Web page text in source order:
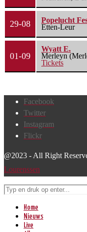
29-08
Popelucht
Etten-Leur
01-09
Wyatt E.
Merleyn
Tickets
Facebook
Twitter
Instagram
Flickr
@2023 - All Right
Lourenssen
Home
Nieuws
Live